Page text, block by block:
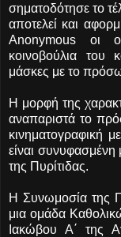
σηματοδότησε το
αποτελεί και
Αnonymous οι
κοινοβούλια του
μάσκες με το
Η μορφή της
αναπαριστά το
κινηματογραφική
είναι
της Πυρίτιδας.
Η Συνωμοσία της
μια ομάδα
Ιακώβου Α΄ της